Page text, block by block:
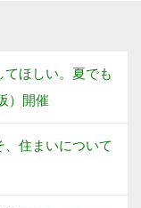
ほしい。夏でも
）開催
住まいについて